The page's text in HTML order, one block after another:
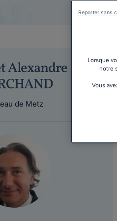
Alexandre
de Metz
Lorsque
notre
Vous
Reporter sans